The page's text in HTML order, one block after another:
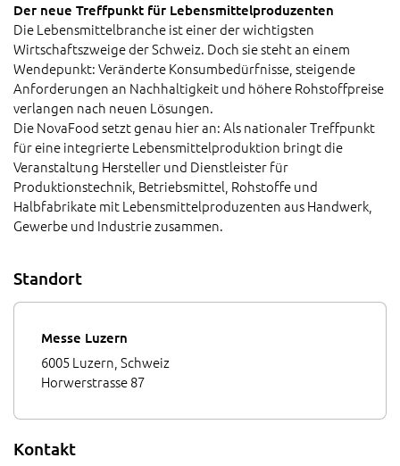
Der neue Treffpunkt für Lebensmittelproduzenten
Die Lebensmittelbranche ist einer der wichtigsten
Wirtschaftszweige der Schweiz. Doch sie steht an einem
Wendepunkt: Veränderte Konsumbedürfnisse, steigende
Anforderungen an Nachhaltigkeit und höhere Rohstoffpreise
verlangen nach neuen Lösungen.
Die NovaFood setzt genau hier an: Als nationaler Treffpunkt
für eine integrierte Lebensmittelproduktion bringt die
Veranstaltung Hersteller und Dienstleister für
Produktionstechnik, Betriebsmittel, Rohstoffe und
Halbfabrikate mit Lebensmittelproduzenten aus Handwerk,
Gewerbe und Industrie zusammen.
Standort
Messe Luzern
6005 Luzern, Schweiz
Horwerstrasse 87
Kontakt